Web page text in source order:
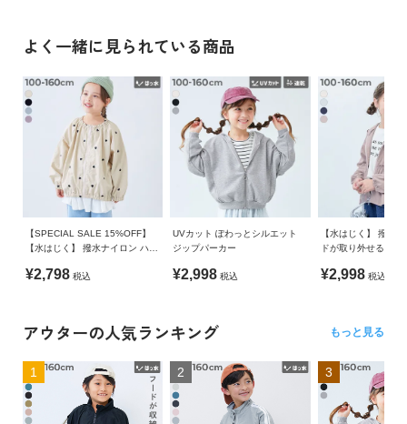
よく一緒に見られている商品
【SPECIAL SALE 15%OFF】
【水はじく】 撥水ナイロン ハー
¥2,798 税込
UVカット ぽわっとシルエット
ジップパーカー
¥2,998 税込
【水はじく】 撥水
ドが取り外せる フ
¥2,998 税込
アウターの人気ランキング もっと見る
1 2 3